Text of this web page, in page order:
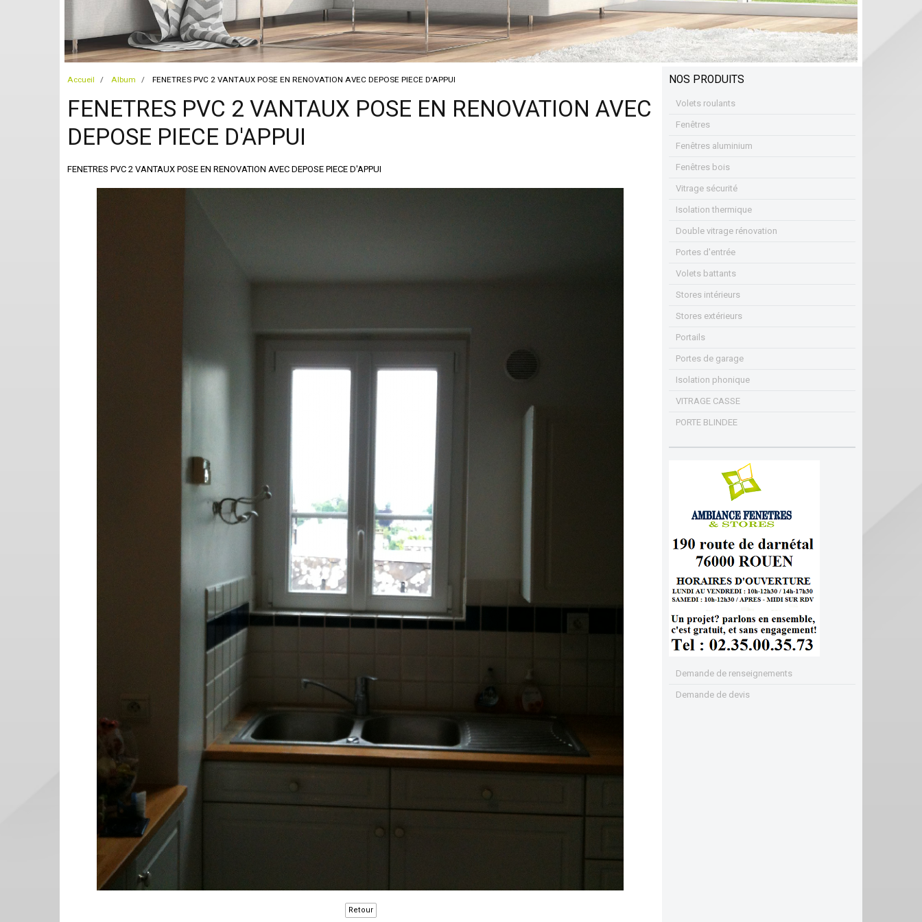
Accueil Album FENETRES PVC 2 VANTAUX POSE EN RENOVATION AVEC DEPOSE PIECE D'APPUI
FENETRES PVC 2 VANTAUX POSE EN RENOVATION AVEC
DEPOSE PIECE D'APPUI
FENETRES PVC 2 VANTAUX POSE EN RENOVATION AVEC DEPOSE PIECE D'APPUI
Retour
NOS PRODUITS
Volets roulants
Fenêtres
Fenêtres aluminium
Fenêtres bois
Vitrage sécurité
Isolation thermique
Double vitrage rénovation
Portes d'entrée
Volets battants
Stores intérieurs
Stores extérieurs
Portails
Portes de garage
Isolation phonique
VITRAGE CASSE
PORTE BLINDEE
Demande de renseignements
Demande de devis